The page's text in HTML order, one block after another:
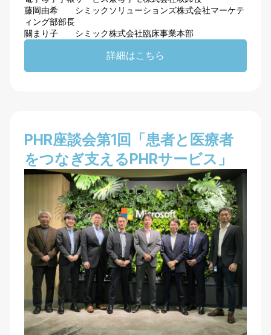
藤岡由希 シミックソリューションズ株式会社マーケテ
ィング部部長
關まり子 シミック株式会社臨床事業本部
詳細はこちら
PHR座談会第1回「患者と医療者
をつなぎ支えるPHRサービス」